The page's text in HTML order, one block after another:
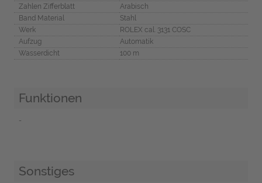
Zahlen Zifferblatt
Arabisch
Band Material
Stahl
Werk
ROLEX cal. 3131 COSC
Aufzug
Automatik
Wasserdicht
100 m
Funktionen
-
Sonstiges